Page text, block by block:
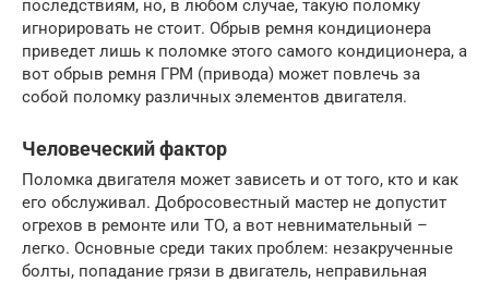
последствиям, но, в любом случае, такую поломку
игнорировать не стоит. Обрыв ремня кондиционера
приведет лишь к поломке этого самого кондиционера, а
вот обрыв ремня ГРМ (привода) может повлечь за
собой поломку различных элементов двигателя.
Человеческий фактор
Поломка двигателя может зависеть и от того, кто и как
его обслуживал. Добросовестный мастер не допустит
огрехов в ремонте или ТО, а вот невнимательный –
легко. Основные среди таких проблем: незакрученные
болты, попадание грязи в двигатель, неправильная